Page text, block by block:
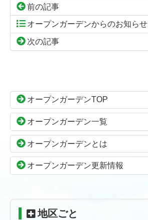
前の記事
オープンガーデンからのお知らせ
次の記事
ン
本
文
先
へ
る
の
頭
へ
る
オープンガーデンTOP
オープンガーデン一覧
オープンガーデンとは
オープンガーデン更新情報
地区ごと